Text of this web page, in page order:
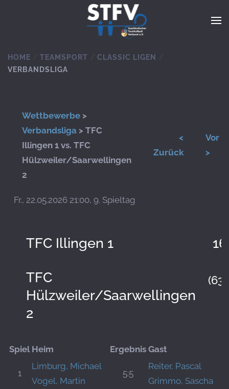
Zum Hauptinhalt springen
HOME TEAMSPORT
CLASSIC LIGEN
VERBANDSLIGA
Wettbewerbe >
Verbandsliga > TFC
Illingen 1 vs. TFC
Hülzweiler/Saarwellingen
2
<
Zurück
Vor
>
Fr., 22.05.2026 21:00, 9. Spieltag
TFC Illingen 1
TFC
Hülzweiler/Saarwellingen
2
Spiel Heim Ergebnis Gast
1
Limburg, Michael
Vogel, Martin
5:5
Reiter, Pascal
Grimmo, Sascha